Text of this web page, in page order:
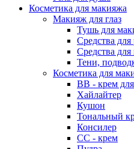
Косметика для макияжа
Макияж для глаз
Тушь для
Средства
Средства
Тени,
Косметика для
ВВ - крем
Хайлайтер
Кушон
Тональный
Консилер
СС - крем